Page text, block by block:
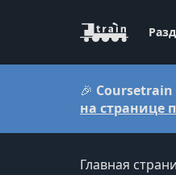
🎉 Coursetrain
на странице
Главная